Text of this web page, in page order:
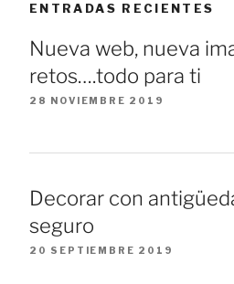
ENTRADAS RECIENTES
Nueva web, nueva
retos….todo para ti
28 NOVIEMBRE 2019
Decorar con
seguro
20 SEPTIEMBRE 2019